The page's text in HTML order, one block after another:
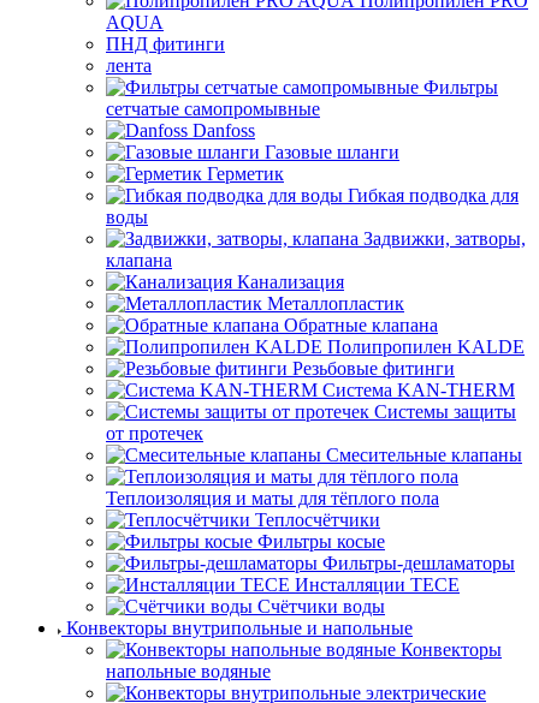
AQUA
ПНД фитинги
лента
Фильтры
сетчатые самопромывные
Danfoss
Газовые шланги
Герметик
Гибкая подводка для
воды
Задвижки, затворы,
клапана
Канализация
Металлопластик
Обратные клапана
Полипропилен KALDE
Резьбовые фитинги
Система KAN-THERM
Системы защиты
от протечек
Смесительные клапаны
Теплоизоляция и маты для тёплого пола
Теплосчётчики
Фильтры косые
Фильтры-дешламаторы
Инсталляции TECE
Счётчики воды
Конвекторы внутрипольные и напольные
Конвекторы
напольные водяные